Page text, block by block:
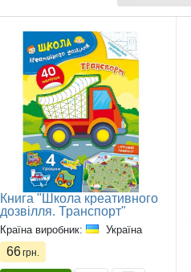
Книга "Школа креативного
дозвілля. Транспорт"
Країна виробник: Україна
66грн.